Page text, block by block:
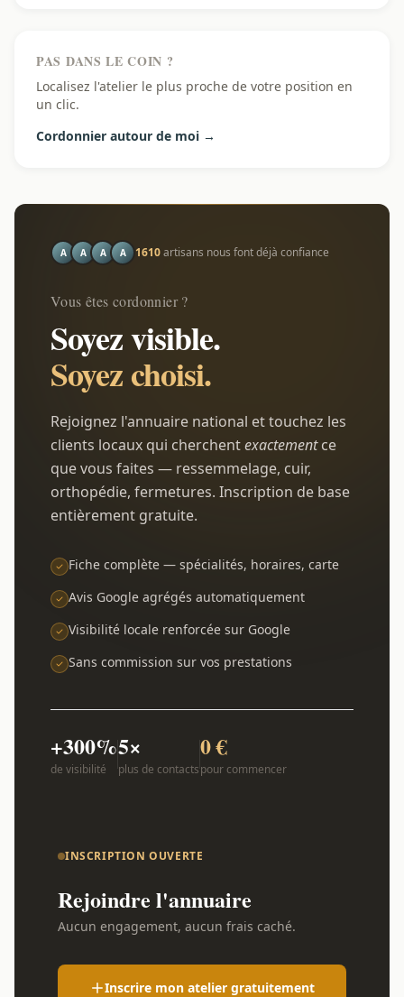
PAS DANS LE COIN ?
Localisez l'atelier le plus proche de votre position en
un clic.
Cordonnier autour de moi →
A A A A 1610artisans nous font déjà confiance
Vous êtes cordonnier ?
Soyez visible.
Soyez choisi.
Rejoignez l'annuaire national et touchez les
clients locaux qui cherchentexactementce
que vous faites — ressemmelage, cuir,
orthopédie, fermetures. Inscription de base
entièrement gratuite.
Fiche complète — spécialités, horaires, carte
Avis Google agrégés automatiquement
Visibilité locale renforcée sur Google
Sans commission sur vos prestations
+300%
de visibilité
5×
plus de contacts
0 €
pour commencer
INSCRIPTION OUVERTE
Rejoindre l'annuaire
Aucun engagement, aucun frais caché.
Inscrire mon atelier gratuitement